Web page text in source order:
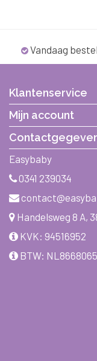
Vandaag
Klantenservice
Mijn account
Easybaby
0341 239034
Handelsweg 8 A,
KVK: 94516952
BTW: